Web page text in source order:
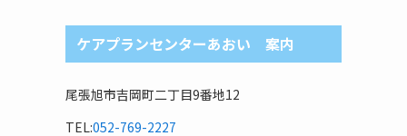
ケアプランセンターあおい 案内
尾張旭市吉岡町二丁目9番地12
TEL:052-769-2227